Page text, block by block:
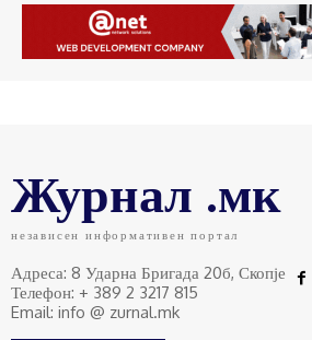
Журнал .мк
независен информативен портал
Адреса: 8 Ударна Бригада 20б, Скопје
Телефон: + 389 2 3217 815
Email: info @ zurnal.mk